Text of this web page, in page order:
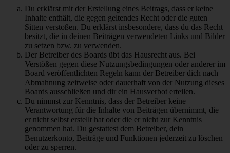
Du erklärst mit der Erstellung eines Beitrags, dass er keine
Inhalte enthält, die gegen geltendes Recht oder die guten
Sitten verstoßen. Du erklärst insbesondere, dass du das Recht
besitzt, die in deinen Beiträgen verwendeten Links und Bilder
zu setzen bzw. zu verwenden.
Der Betreiber des Boards übt das Hausrecht aus. Bei
Verstößen gegen diese Nutzungsbedingungen oder anderer im
Board veröffentlichten Regeln kann der Betreiber dich nach
Abmahnung zeitweise oder dauerhaft von der Nutzung dieses
Boards ausschließen und dir ein Hausverbot erteilen.
Du nimmst zur Kenntnis, dass der Betreiber keine
Verantwortung für die Inhalte von Beiträgen übernimmt, die
er nicht selbst erstellt hat oder die er nicht zur Kenntnis
genommen hat. Du gestattest dem Betreiber, dein
Benutzerkonto, Beiträge und Funktionen jederzeit zu löschen
oder zu sperren.